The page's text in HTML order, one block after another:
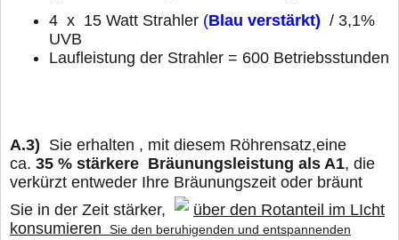
4 x 15 Watt Strahler (Blau verstärkt) / 3,1%
UVB
Laufleistung der Strahler = 600 Betriebsstunden
A.3) Sie erhalten , mit diesem Röhrensatz,eine
ca. 35 % stärkere Bräunungsleistung als A1, die
verkürzt entweder Ihre Bräunungszeit oder bräunt
Sie in der Zeit stärker,
über den Rotanteil im LIcht
konsumieren
Sie den beruhigenden und entspannenden